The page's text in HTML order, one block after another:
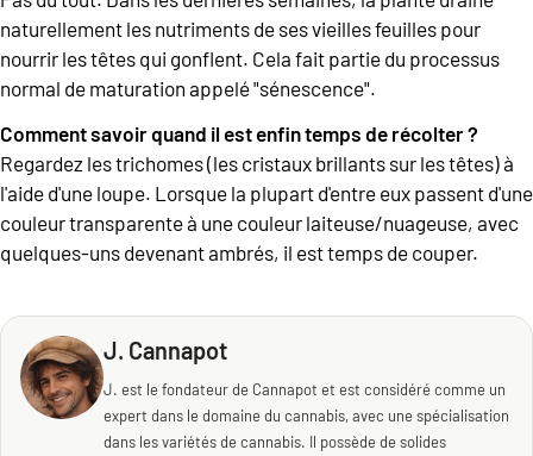
naturellement les nutriments de ses vieilles feuilles pour
nourrir les têtes qui gonflent. Cela fait partie du processus
normal de maturation appelé "sénescence".
Comment savoir quand il est enfin temps de récolter ?
Regardez les trichomes (les cristaux brillants sur les têtes) à
l'aide d'une loupe. Lorsque la plupart d'entre eux passent d'une
couleur transparente à une couleur laiteuse/nuageuse, avec
quelques-uns devenant ambrés, il est temps de couper.
J. Cannapot
J. est le fondateur de Cannapot et est considéré comme un
expert dans le domaine du cannabis, avec une spécialisation
dans les variétés de cannabis. Il possède de solides